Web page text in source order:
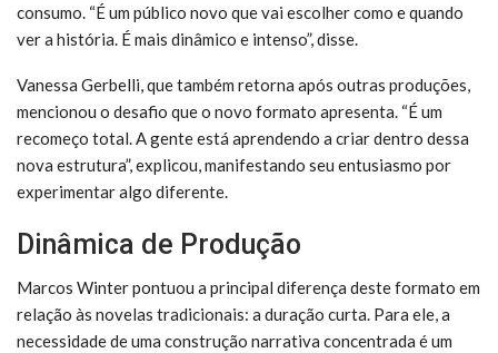
consumo. “É um público novo que vai escolher como e quando
ver a história. É mais dinâmico e intenso”, disse.
Vanessa Gerbelli, que também retorna após outras produções,
mencionou o desafio que o novo formato apresenta. “É um
recomeço total. A gente está aprendendo a criar dentro dessa
nova estrutura”, explicou, manifestando seu entusiasmo por
experimentar algo diferente.
Dinâmica de Produção
Marcos Winter pontuou a principal diferença deste formato em
relação às novelas tradicionais: a duração curta. Para ele, a
necessidade de uma construção narrativa concentrada é um